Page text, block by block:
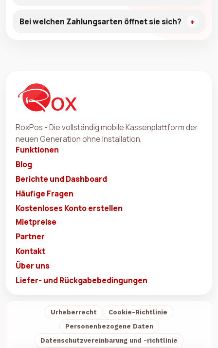
Bei welchen Zahlungsarten öffnet sie sich?
RoxPos - Die vollständig mobile Kassenplattform der
neuen Generation ohne Installation.
Funktionen
Blog
Berichte und Dashboard
Häufige Fragen
Kostenloses Konto erstellen
Mietpreise
Partner
Kontakt
Über uns
Liefer- und Rückgabebedingungen
Urheberrecht
Cookie-Richtlinie
Personenbezogene Daten
Datenschutzvereinbarung und -richtlinie